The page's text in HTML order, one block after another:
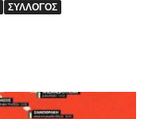
ΣΎΛΛΟΓΟΣ